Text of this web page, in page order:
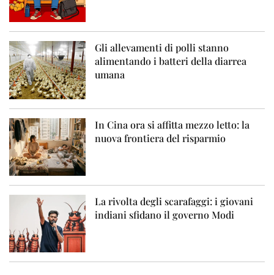
Gli allevamenti di polli stanno
alimentando i batteri della diarrea
umana
In Cina ora si affitta mezzo letto: la
nuova frontiera del risparmio
La rivolta degli scarafaggi: i giovani
indiani sfidano il governo Modi